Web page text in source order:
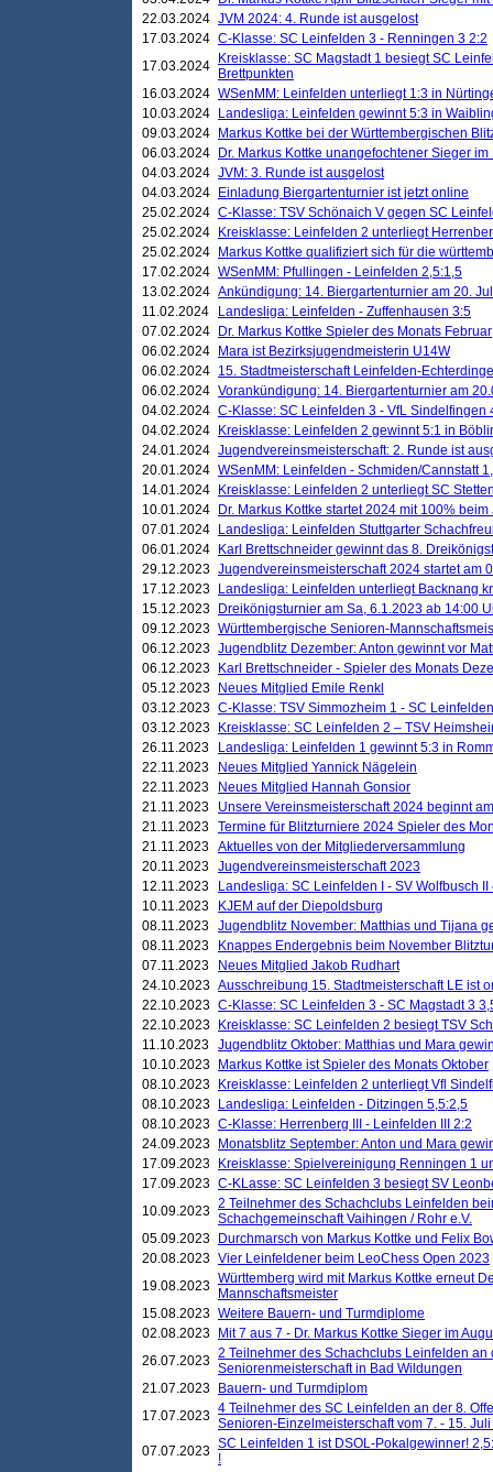
22.03.2024 JVM 2024: 4. Runde ist ausgelost
17.03.2024 C-Klasse: SC Leinfelden 3 - Renningen 3 2:2
17.03.2024
Kreisklasse: SC Magstadt 1 besiegt SC
Brettpunkten
16.03.2024 WSenMM: Leinfelden unterliegt 1:3 in
10.03.2024
Landesliga: Leinfelden gewinnt 5:3 in
09.03.2024
Markus Kottke bei der Württembergischen
06.03.2024
Dr. Markus Kottke unangefochtener Sieger
04.03.2024 JVM: 3. Runde ist ausgelost
04.03.2024
Einladung Biergartenturnier ist jetzt online
25.02.2024 C-Klasse: TSV Schönaich V gegen SC
25.02.2024
Kreisklasse: Leinfelden 2 unterliegt
25.02.2024
Markus Kottke qualifiziert sich für die
17.02.2024 WSenMM: Pfullingen - Leinfelden 2,5:1,5
13.02.2024 Ankündigung: 14. Biergartenturnier am 20.
11.02.2024
Landesliga: Leinfelden - Zuffenhausen 3:5
07.02.2024
Dr. Markus Kottke Spieler des Monats Februar
06.02.2024
Mara ist Bezirksjugendmeisterin U14W
06.02.2024 15. Stadtmeisterschaft Leinfelden-
06.02.2024 Vorankündigung: 14. Biergartenturnier am
04.02.2024 C-Klasse: SC Leinfelden 3 - VfL Sindelfingen
04.02.2024
Kreisklasse: Leinfelden 2 gewinnt 5:1 in
24.01.2024 Jugendvereinsmeisterschaft: 2. Runde ist
20.01.2024 WSenMM: Leinfelden - Schmiden/Cannstatt
14.01.2024
Kreisklasse: Leinfelden 2 unterliegt SC
10.01.2024
Dr. Markus Kottke startet 2024 mit 100%
07.01.2024
Landesliga: Leinfelden Stuttgarter
06.01.2024
Karl Brettschneider gewinnt das 8.
29.12.2023 Jugendvereinsmeisterschaft 2024 startet am
17.12.2023
Landesliga: Leinfelden unterliegt Backnang
15.12.2023
Dreikönigsturnier am Sa, 6.1.2023 ab 14:00
09.12.2023 Württembergische Senioren-
06.12.2023 Jugendblitz Dezember: Anton gewinnt vor
06.12.2023
Karl Brettschneider - Spieler des Monats
05.12.2023
Neues Mitglied Emile Renkl
03.12.2023 C-Klasse: TSV Simmozheim 1 - SC
03.12.2023
Kreisklasse: SC Leinfelden 2 – TSV
26.11.2023
Landesliga: Leinfelden 1 gewinnt 5:3 in
22.11.2023
Neues Mitglied Yannick Nägelein
22.11.2023
Neues Mitglied Hannah Gonsior
21.11.2023
Unsere Vereinsmeisterschaft 2024 beginnt
21.11.2023 Termine für Blitzturniere 2024 Spieler des
21.11.2023 Aktuelles von der Mitgliederversammlung
20.11.2023 Jugendvereinsmeisterschaft 2023
12.11.2023
Landesliga: SC Leinfelden I - SV Wolfbusch II
10.11.2023
KJEM auf der Diepoldsburg
08.11.2023 Jugendblitz November: Matthias und Tijana
08.11.2023
Knappes Endergebnis beim November
07.11.2023
Neues Mitglied Jakob Rudhart
24.10.2023 Ausschreibung 15. Stadtmeisterschaft LE ist
22.10.2023 C-Klasse: SC Leinfelden 3 - SC Magstadt 3
22.10.2023
Kreisklasse: SC Leinfelden 2 besiegt TSV
11.10.2023 Jugendblitz Oktober: Matthias und Mara
10.10.2023
Markus Kottke ist Spieler des Monats Oktober
08.10.2023
Kreisklasse: Leinfelden 2 unterliegt Vfl
08.10.2023
Landesliga: Leinfelden - Ditzingen 5,5:2,5
08.10.2023 C-Klasse: Herrenberg III - Leinfelden III 2:2
24.09.2023
Monatsblitz September: Anton und Mara
17.09.2023
Kreisklasse: Spielvereinigung Renningen 1
17.09.2023 C-KLasse: SC Leinfelden 3 besiegt SV
10.09.2023 2 Teilnehmer des Schachclubs Leinfelden
Schachgemeinschaft Vaihingen / Rohr e.V.
05.09.2023
Durchmarsch von Markus Kottke und Felix
20.08.2023 Vier Leinfeldener beim LeoChess Open 2023
19.08.2023 Württemberg wird mit Markus Kottke erneut
Mannschaftsmeister
15.08.2023 Weitere Bauern- und Turmdiplome
02.08.2023
Mit 7 aus 7 - Dr. Markus Kottke Sieger im
26.07.2023 2 Teilnehmer des Schachclubs Leinfelden an
Seniorenmeisterschaft in Bad Wildungen
21.07.2023
Bauern- und Turmdiplom
17.07.2023 4 Teilnehmer des SC Leinfelden an der 8.
Senioren-Einzelmeisterschaft vom 7. - 15.
07.07.2023 SC Leinfelden 1 ist DSOL-Pokalgewinner!
!